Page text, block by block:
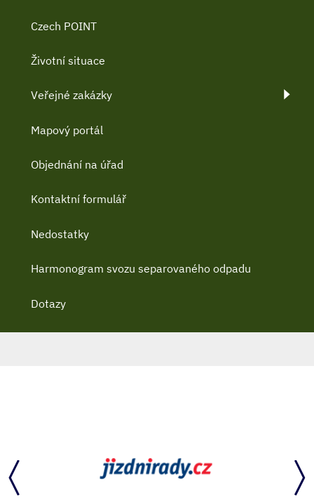
Czech POINT
Životní situace
Veřejné zakázky
Mapový portál
Objednání na úřad
Kontaktní formulář
Nedostatky
Harmonogram svozu separovaného odpadu
Dotazy